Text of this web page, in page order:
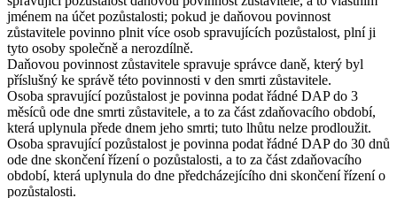
jménem na účet pozůstalosti; pokud je daňovou povinnost
zůstavitele povinno plnit více osob spravujících pozůstalost, plní ji
tyto osoby společně a nerozdílně.
Daňovou povinnost zůstavitele spravuje správce daně, který byl
příslušný ke správě této povinnosti v den smrti zůstavitele.
Osoba spravující pozůstalost je povinna podat řádné DAP do 3
měsíců ode dne smrti zůstavitele, a to za část zdaňovacího období,
která uplynula přede dnem jeho smrti; tuto lhůtu nelze prodloužit.
Osoba spravující pozůstalost je povinna podat řádné DAP do 30 dnů
ode dne skončení řízení o pozůstalosti, a to za část zdaňovacího
období, která uplynula do dne předcházejícího dni skončení řízení o
pozůstalosti.